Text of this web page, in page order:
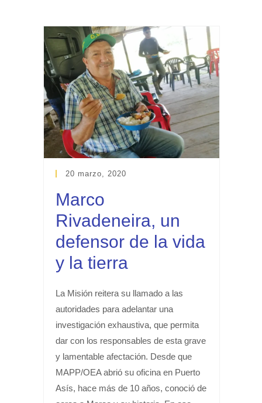
20 marzo, 2020
Marco
Rivadeneira, un
defensor de la vida
y la tierra
La Misión reitera su llamado a las
autoridades para adelantar una
investigación exhaustiva, que permita
dar con los responsables de esta grave
y lamentable afectación. Desde que
MAPP/OEA abrió su oficina en Puerto
Asís, hace más de 10 años, conoció de